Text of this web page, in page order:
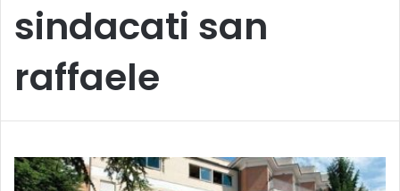
sindacati san
raffaele